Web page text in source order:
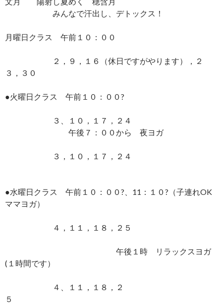
みんなで汗出し、デトックス！
月曜日クラス 午前１０：００
２，９，１６（休日ですがやります），２
３，３０
●火曜日クラス 午前１０：００?
３、１０，１７，２４
午後７：００から 夜ヨガ
３，１０，１７，２４
●水曜日クラス 午前１０：００?、11：１０?（子連れOK
ママヨガ）
４，１１，１８，２５
午後１時 リラックスヨガ
(１時間です）
４、１１，１８，２
５